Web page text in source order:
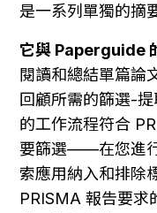
是一系列單獨的摘
它與 Paperguide
閱讀和總結單篇論
回顧所需的篩選-
的工作流程符合
要篩選——在您進
索應用納入和排除
PRISMA 報告要求